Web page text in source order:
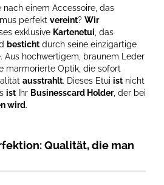
nach einem Accessoire, das
perfekt vereint? Wir
exklusive Kartenetui , das
besticht durch seine einzigartige
Aus hochwertigem, braunem Leder
marmorierte Optik, die sofort
ausstrahlt. Dieses Etui ist nicht
ist Ihr Businesscard Holder, der bei
wird.
Qualität, die man